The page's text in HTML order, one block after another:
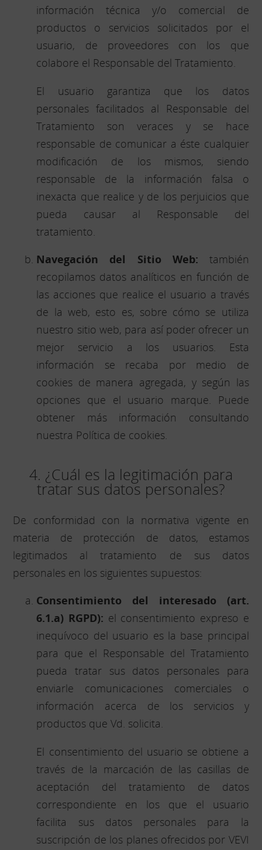
información técnica y/o comercial de
productos o servicios solicitados por el
usuario, de proveedores con los que
colabore el Responsable del Tratamiento.
El usuario garantiza que los datos
personales facilitados al Responsable del
Tratamiento son veraces y se hace
responsable de comunicar a éste cualquier
modificación de los mismos, siendo
responsable de la información falsa o
inexacta que realice y de los perjuicios que
pueda causar al Responsable del
tratamiento.
Navegación del Sitio Web: también
recopilamos datos analíticos en función de
las acciones que realice el usuario a través
de la web, esto es, sobre cómo se utiliza
nuestro sitio web, para así poder ofrecer un
mejor servicio a los usuarios. Esta
información se recaba por medio de
cookies de manera agregada, y según las
opciones que el usuario marque. Puede
obtener más información consultando
nuestra Política de cookies.
4. ¿Cuál es la legitimación para
tratar sus datos personales?
De conformidad con la normativa vigente en
materia de protección de datos, estamos
legitimados al tratamiento de sus datos
personales en los siguientes supuestos:
Consentimiento del interesado (art.
6.1.a) RGPD): el consentimiento expreso e
inequívoco del usuario es la base principal
para que el Responsable del Tratamiento
pueda tratar sus datos personales para
enviarle comunicaciones comerciales o
información acerca de los servicios y
productos que Vd. solicita.
El consentimiento del usuario se obtiene a
través de la marcación de las casillas de
aceptación del tratamiento de datos
correspondiente en los que el usuario
facilita sus datos personales para la
suscripción de los planes ofrecidos por VEVI